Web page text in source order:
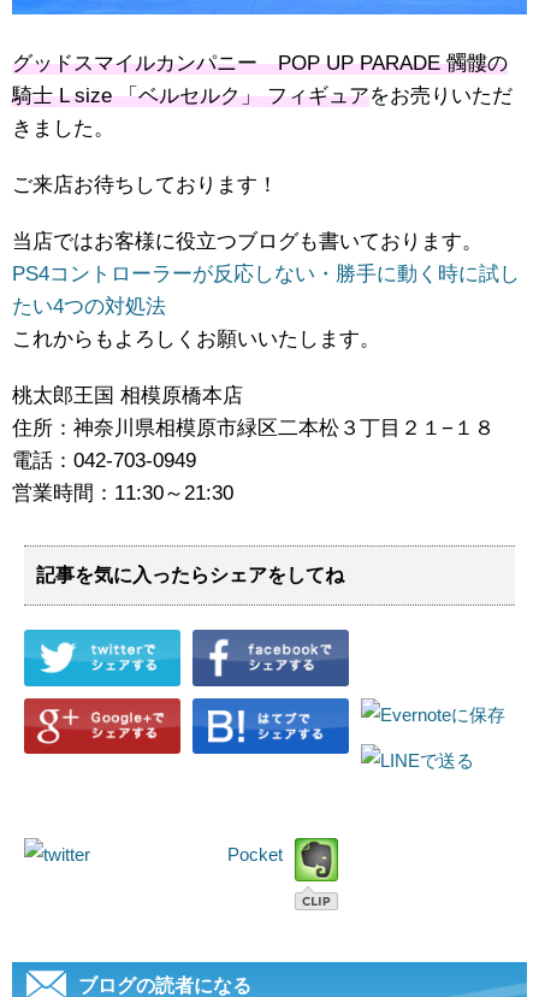
グッドスマイルカンパニー POP UP PARADE 髑髏の
騎士 L size 「ベルセルク」 フィギュアをお売りいただ
きました。
ご来店お待ちしております！
当店ではお客様に役立つブログも書いております。
PS4コントローラーが反応しない・勝手に動く時に試し
たい4つの対処法
これからもよろしくお願いいたします。
桃太郎王国 相模原橋本店
住所：神奈川県相模原市緑区二本松３丁目２１−１８
電話：042-703-0949
営業時間：11:30～21:30
記事を気に入ったらシェアをしてね
Pocket
ブログの読者になる